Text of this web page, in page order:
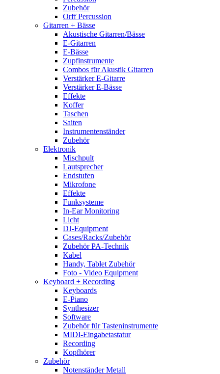
Zubehör
Orff Percussion
Gitarren + Bässe
Akustische Gitarren/Bässe
E-Gitarren
E-Bässe
Zupfinstrumente
Combos für Akustik Gitarren
Verstärker E-Gitarre
Verstärker E-Bässe
Effekte
Koffer
Taschen
Saiten
Instrumentenständer
Zubehör
Elektronik
Mischpult
Lautsprecher
Endstufen
Mikrofone
Effekte
Funksysteme
In-Ear Monitoring
Licht
DJ-Equipment
Cases/Racks/Zubehör
Zubehör PA-Technik
Kabel
Handy, Tablet Zubehör
Foto - Video Equipment
Keyboard + Recording
Keyboards
E-Piano
Synthesizer
Software
Zubehör für Tasteninstrumente
MIDI-Eingabetastatur
Recording
Kopfhörer
Zubehör
Notenständer Metall